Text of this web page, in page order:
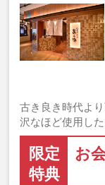
古き良き時代よ
沢なほど使用し
限定
特典
お